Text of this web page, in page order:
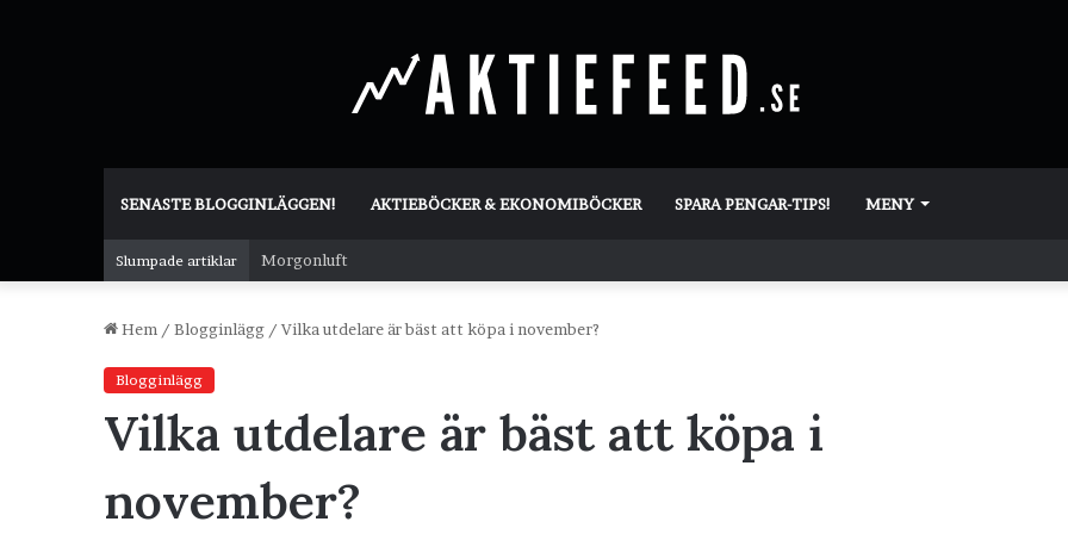
SENASTE BLOGGINLÄGGEN! AKTIEBÖCKER & EKONOMIBÖCKER SPARA PENGAR-TIPS! MENY
Slumpade artiklar Morgonluft
Hem / Blogginlägg / Vilka utdelare är bäst att köpa i november?
Blogginlägg
Vilka utdelare är bäst att köpa i
november?